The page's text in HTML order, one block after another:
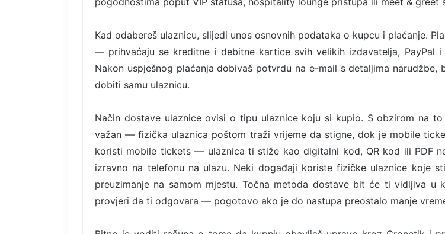
Kad odabereš ulaznicu, slijedi unos osnovnih podataka o kupcu i plaćanje.
— prihvaćaju se kreditne i debitne kartice svih velikih izdavatelja, PayPal
Nakon uspješnog plaćanja dobivaš potvrdu na e-mail s detaljima
dobiti samu ulaznicu.
Način dostave ulaznice ovisi o tipu ulaznice koju si kupio. S obzirom na
važan — fizička ulaznica poštom traži vrijeme da stigne, dok je mobile
koristi mobile tickets — ulaznica ti stiže kao digitalni kod, QR kod ili PDF
izravno na telefonu na ulazu. Neki događaji koriste fizičke ulaznice koje
preuzimanje na samom mjestu. Točna metoda dostave bit će ti vidljiva
provjeri da ti odgovara — pogotovo ako je do nastupa preostalo manje